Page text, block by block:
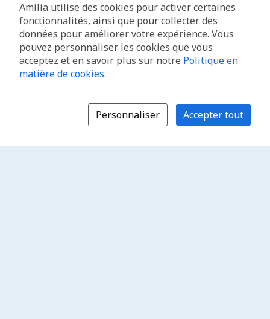
Amilia utilise des cookies pour activer certaines
fonctionnalités, ainsi que pour collecter des
données pour améliorer votre expérience. Vous
pouvez personnaliser les cookies que vous
acceptez et en savoir plus sur notre Politique en
matière de cookies.
Personnaliser Accepter tout